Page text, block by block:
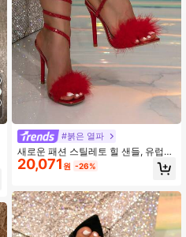
#붉은 열파
새로운 패션 스틸레토 힐 샌들, 유럽
및 미국 스타일 파티 클럽 나이트 슈
즈, 섹시한 라인스톤 스트랩 레드 하이
20,071 원 -26%